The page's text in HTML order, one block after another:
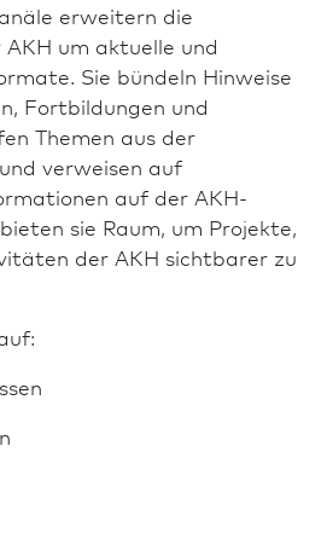
erweitern die
um aktuelle und
Sie bündeln Hinweise
Fortbildungen und
Themen aus der
verweisen auf
auf der AKH-
sie Raum, um Projekte,
der AKH sichtbarer zu